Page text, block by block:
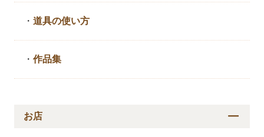
・道具の使い方
・作品集
お店